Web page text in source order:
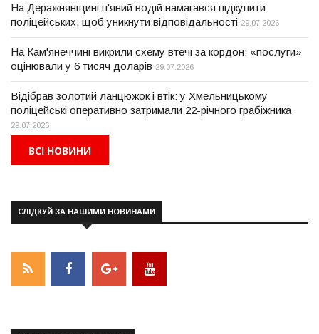
На Деражнянщині п'яний водій намагався підкупити
поліцейських, щоб уникнути відповідальності 29.07.2026
На Кам'янеччині викрили схему втечі за кордон: «послуги»
оцінювали у 6 тисяч доларів 29.07.2026
Відібрав золотий ланцюжок і втік: у Хмельницькому
поліцейські оперативно затримали 22-річного грабіжника
29.07.2026
ВСІ НОВИНИ
СЛІДКУЙ ЗА НАШИМИ НОВИНАМИ